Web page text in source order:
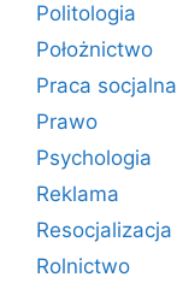
Politologia
Położnictwo
Praca socjalna
Prawo
Psychologia
Reklama
Resocjalizacja
Rolnictwo